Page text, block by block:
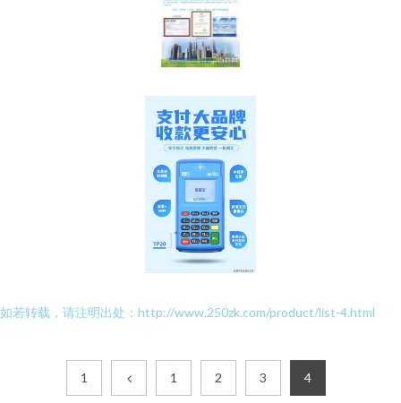
如若转载，请注明出处：http://www.250zk.com/product/list-4.html
1 1 2 3 4